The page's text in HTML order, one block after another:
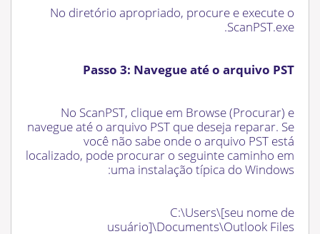
No diretório apropriado, procure e execute o
ScanPST.exe.
Passo 3: Navegue até o arquivo PST
No ScanPST, clique em Browse (Procurar) e
navegue até o arquivo PST que deseja reparar. Se
você não sabe onde o arquivo PST está
localizado, pode procurar o seguinte caminho em
uma instalação típica do Windows:
C:\Users\[seu nome de
usuário]\Documents\Outlook Files